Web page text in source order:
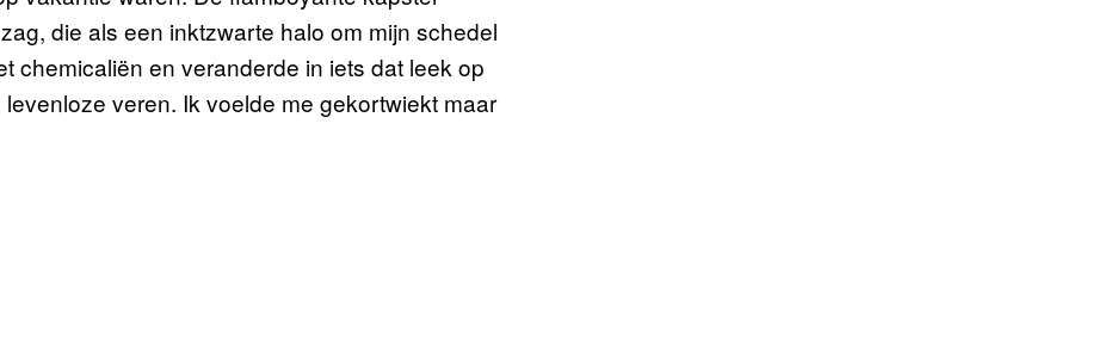
die als een inktzwarte halo om mijn schedel
chemicaliën en veranderde in iets dat leek op
veren. Ik voelde me gekortwiekt maar